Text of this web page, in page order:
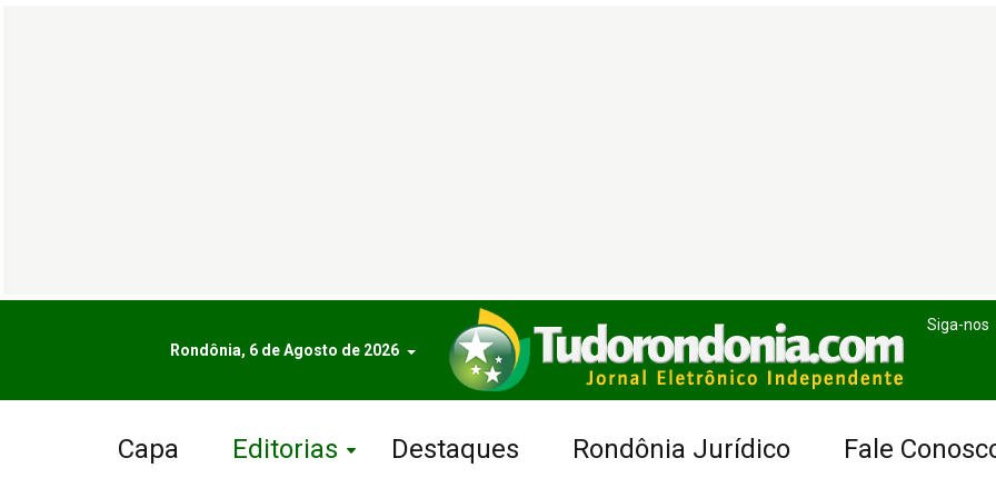
Rondônia, 6 de Agosto de 2026
Siga-nos
Capa Editorias Destaques Rondônia Jurídico Fale